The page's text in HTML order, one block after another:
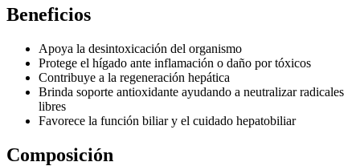
Beneficios
Apoya la desintoxicación del organismo
Protege el hígado ante inflamación o daño por tóxicos
Contribuye a la regeneración hepática
Brinda soporte antioxidante ayudando a neutralizar radicales
libres
Favorece la función biliar y el cuidado hepatobiliar
Composición